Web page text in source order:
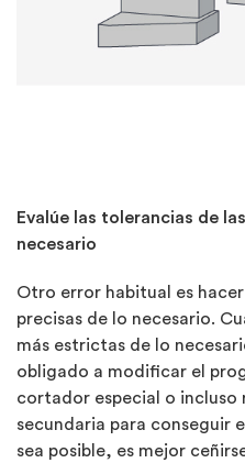
Evalúe las tolerancias de
necesario
Otro error habitual es hacer
precisas de lo necesario.
más estrictas de lo
obligado a modificar el
cortador especial o incluso
secundaria para conseguir
sea posible, es mejor